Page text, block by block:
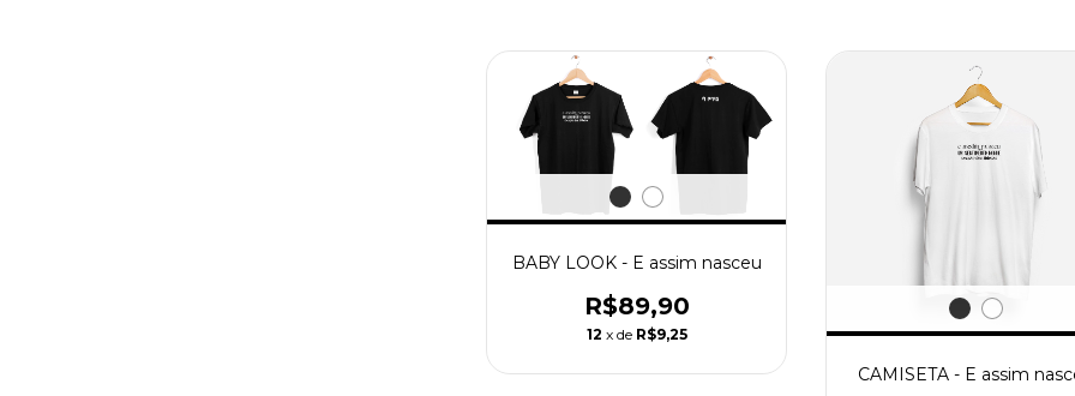
BABY LOOK - E assim nasceu
R$89,90
12 x de R$9,25
CAMISETA - E assim